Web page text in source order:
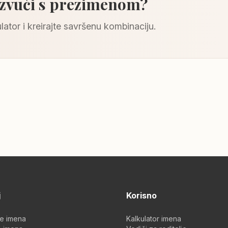
s prezimenom?
i kreirajte savršenu kombinaciju.
imena
Korisno
Kalkulator imena